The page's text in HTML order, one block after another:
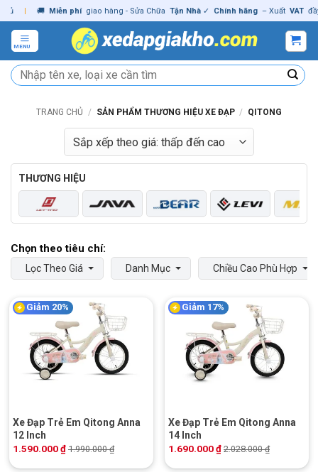
Skip
to
content
🚚 Miễn phí giao hàng - Sửa Chữa Tận Nhà ✓ Chính hãng – Xuất VAT đầy đủ
MENU
Tìm
kiếm:
TRANG CHỦ / SẢN PHẨM THƯƠNG HIỆU XE ĐẠP / QITONG
THƯƠNG HIỆU
Lọc Theo Giá Danh Mục Chiều Cao Phù Hợp
Giảm 20%
Xe Đạp Trẻ Em Qitong Anna
12 Inch
1.590.000₫ 1.990.000₫
Giảm 17%
Xe Đạp Trẻ Em Qitong Anna
14 Inch
1.690.000₫ 2.028.000₫